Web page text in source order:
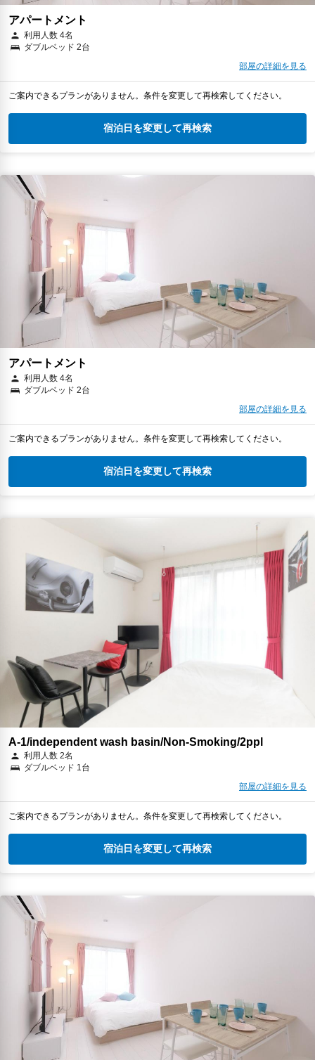
アパートメント
利用人数 4名
ダブルベッド 2台
部屋の詳細を見る
ご案内できるプランがありません。条件を変更して再検索してください。
宿泊日を変更して再検索
アパートメント
利用人数 4名
ダブルベッド 2台
部屋の詳細を見る
ご案内できるプランがありません。条件を変更して再検索してください。
宿泊日を変更して再検索
A-1/independent wash basin/Non-Smoking/2ppl
利用人数 2名
ダブルベッド 1台
部屋の詳細を見る
ご案内できるプランがありません。条件を変更して再検索してください。
宿泊日を変更して再検索